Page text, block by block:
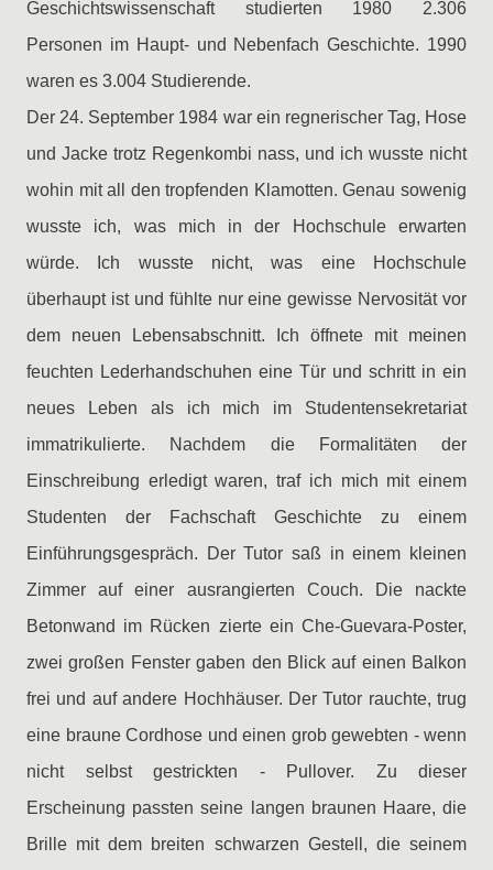
Geschichtswissenschaft studierten 1980 2.306
Personen im Haupt- und Nebenfach Geschichte. 1990
waren es 3.004 Studierende.
Der 24. September 1984 war ein regnerischer Tag, Hose
und Jacke trotz Regenkombi nass, und ich wusste nicht
wohin mit all den tropfenden Klamotten. Genau sowenig
wusste ich, was mich in der Hochschule erwarten
würde. Ich wusste nicht, was eine Hochschule
überhaupt ist und fühlte nur eine gewisse Nervosität vor
dem neuen Lebensabschnitt. Ich öffnete mit meinen
feuchten Lederhandschuhen eine Tür und schritt in ein
neues Leben als ich mich im Studentensekretariat
immatrikulierte. Nachdem die Formalitäten der
Einschreibung erledigt waren, traf ich mich mit einem
Studenten der Fachschaft Geschichte zu einem
Einführungsgespräch. Der Tutor saß in einem kleinen
Zimmer auf einer ausrangierten Couch. Die nackte
Betonwand im Rücken zierte ein Che-Guevara-Poster,
zwei großen Fenster gaben den Blick auf einen Balkon
frei und auf andere Hochhäuser. Der Tutor rauchte, trug
eine braune Cordhose und einen grob gewebten - wenn
nicht selbst gestrickten - Pullover. Zu dieser
Erscheinung passten seine langen braunen Haare, die
Brille mit dem breiten schwarzen Gestell, die seinem